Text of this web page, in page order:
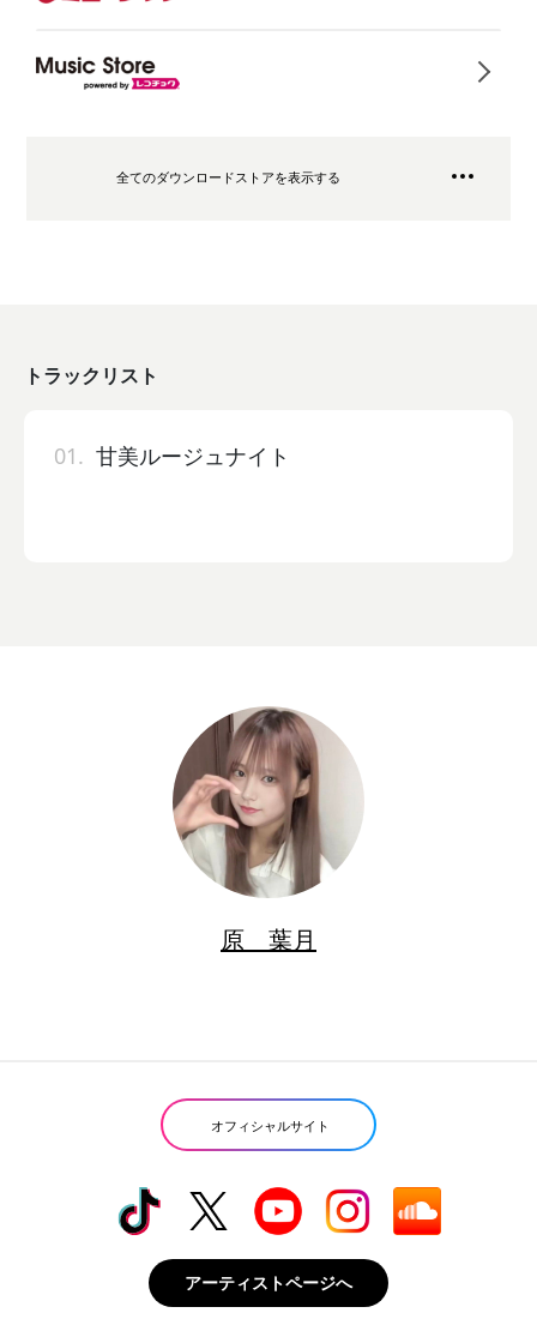
全てのダウンロードストアを表示する
トラックリスト
01. 甘美ルージュナイト
原 葉月
オフィシャルサイト
アーティストページへ